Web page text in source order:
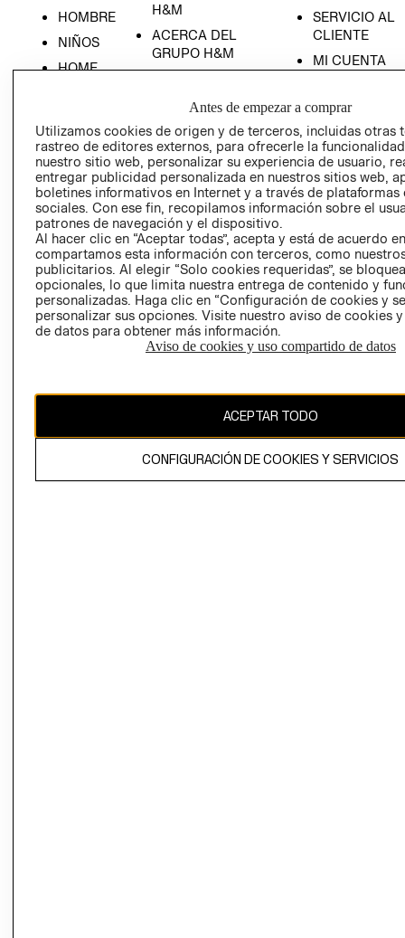
HOMBRE
NIÑOS
HOME
H&M
ACERCA DEL
GRUPO H&M
RELACIÓN CON
INVERSIONISTAS
POLÍTICA
EMPRESARIAL
SERVICIO AL
CLIENTE
MI CUENTA
TIENDAS
- RETIRO EN
TIENDA
TÉRMINOS Y
CONDICIONES
AVISO DE
PRIVACIDAD
GIFT CARD
AVISO DE
COOKIES
CAMBIAR REGIÓN
Antes de empezar a comprar
Utilizamos cookies de origen y de terceros, incluidas otras
rastreo de editores externos, para ofrecerle la
nuestro sitio web, personalizar su experiencia de usuario,
entregar publicidad personalizada en nuestros sitios web,
boletines informativos en Internet y a través de plataformas
sociales. Con ese fin, recopilamos información sobre el
patrones de navegación y el dispositivo.
Al hacer clic en “Aceptar todas”, acepta y está de acuerdo
compartamos esta información con terceros, como
publicitarios. Al elegir “Solo cookies requeridas”, se
opcionales, lo que limita nuestra entrega de contenido y
personalizadas. Haga clic en “Configuración de cookies y
personalizar sus opciones. Visite nuestro aviso de cookies
de datos para obtener más información.
Aviso de cookies y uso compartido de datos
ACEPTAR TODO
CONFIGURACIÓN DE COOKIES Y SERVICIOS